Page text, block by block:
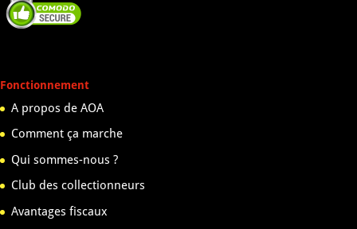
Fonctionnement
A propos de AOA
Comment ça marche
Qui sommes-nous ?
Club des collectionneurs
Avantages fiscaux